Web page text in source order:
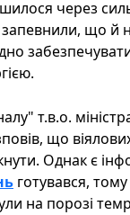
через
що й
т.в.о.
що
Однак є
готувався, тому
на порозі